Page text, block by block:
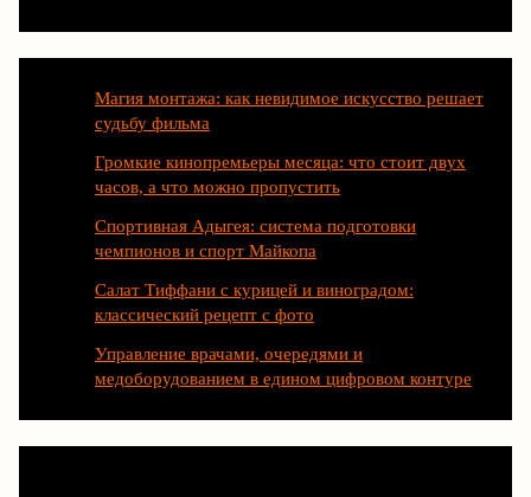
Магия монтажа: как невидимое искусство решает
судьбу фильма
Громкие кинопремьеры месяца: что стоит двух
часов, а что можно пропустить
Спортивная Адыгея: система подготовки
чемпионов и спорт Майкопа
Салат Тиффани с курицей и виноградом:
классический рецепт с фото
Управление врачами, очередями и
медоборудованием в едином цифровом контуре